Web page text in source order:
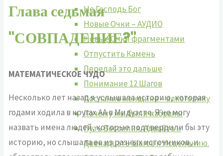
Не Господь Бог
Новые Очки – АУДИО
Новые Очки фрагментами
Отпустить Камень
Передай это дальше
Понимание 12 Шагов
Послание женщине – алкоголику
Почему мы были избраны
Путь Бессилия. Адвайта и
Двенадцать Шагов к Исцелению.
Глава седьмая
"СОВПАДЕНИЕ?"
МАТЕМАТИЧЕСКОЕ ЧУДО
Несколько лет назад я услышала историю, которая
годами хо­дила в кругах АА в Мидуэсте. Я не могу
назвать имена людей, которые подтвердили бы эту
историю, но слышала ее из разных источников, и